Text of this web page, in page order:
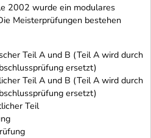
2002 wurde ein modulares
Meisterprüfungen bestehen
Teil A und B (Teil A wird durch
ersetzt)
Teil A und B (Teil A wird durch
ersetzt)
Teil